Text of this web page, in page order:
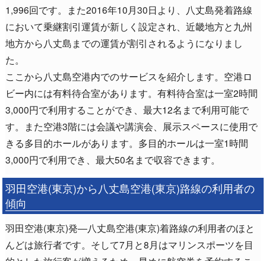
1,996回です。また2016年10月30日より、八丈島発着路線
において乗継割引運賃が新しく設定され、近畿地方と九州
地方から八丈島までの運賃が割引されるようになりまし
た。
ここから八丈島空港内でのサービスを紹介します。空港ロ
ビー内には有料待合室があります。有料待合室は一室2時間
3,000円で利用することができ、最大12名まで利用可能で
す。また空港3階には会議や講演会、展示スペースに使用で
きる多目的ホールがあります。多目的ホールは一室1時間
3,000円で利用でき、最大50名まで収容できます。
羽田空港(東京)から八丈島空港(東京)路線の利用者の
傾向
羽田空港(東京)発―八丈島空港(東京)着路線の利用者のほと
んどは旅行者です。そして7月と8月はマリンスポーツを目